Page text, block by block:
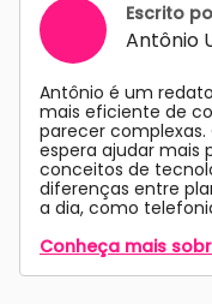
Escrito
Antônio
Antônio é um
mais eficiente de
parecer
espera ajudar mais
conceitos de
diferenças entre
a dia, como
Conheça mais